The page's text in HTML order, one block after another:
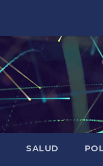
SALUD